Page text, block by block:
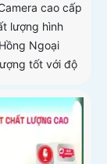
cao cấp
lượng hình
Ngoại
tốt với độ